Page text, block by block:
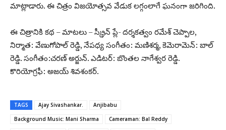
మాట్లాడారు. ఈ చిత్రం విజయోత్సవ వేడుక లగ్గంలాగే ఘనంగా జరిగింది.
ఈ చిత్రానికి కథ – మాటలు – స్క్రీన్ ప్లే- దర్శకత్వం రమేశ్ చెప్పాల,
నిర్మాత: వేణుగోపాల్ రెడ్డి, నేపధ్య సంగీతం: మణిశర్మ, కెమెరామెన్: బాల్
రెడ్డి. సంగీతం:చరణ్ అర్జున్. ఎడిటర్: బొంతల నాగేశ్వర రెడ్డి.
కొరియోగ్రఫీ: అజయ్ శివశంకర్.
TAGS Ajay Sivashankar.
Anjibabu
Background Music: Mani Sharma
Cameraman: Bal Reddy